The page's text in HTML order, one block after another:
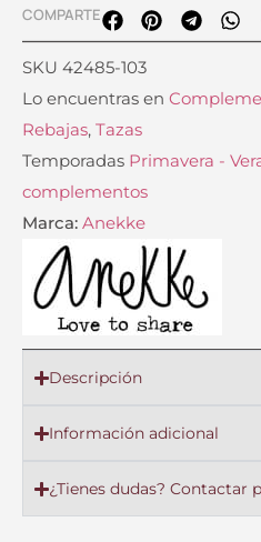
COMPARTE
SKU 42485-103
Lo encuentras en
Rebajas, Tazas
Temporadas Primavera -
complementos
Marca: Anekke
Descripción
Información adicional
¿Tienes dudas? Contactar